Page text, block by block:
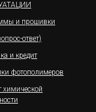
и прошивки
ответ)
и кредит
фотополимеров
химической